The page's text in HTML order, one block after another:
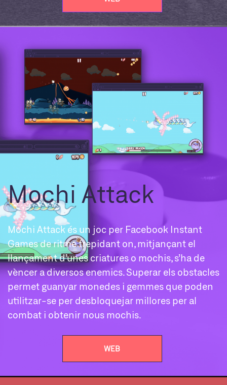
Mochi Attack
Mochi Attack és un joc per Facebook Instant
Games de ritme trepidant on, mitjançant el
llançament d’unes criatures o mochis, s’ha de
vèncer a diversos enemics. Superar els obstacles
permet guanyar monedes i gemmes que poden
utilitzar-se per desbloquejar millores per al
combat i obtenir nous mochis.
WEB